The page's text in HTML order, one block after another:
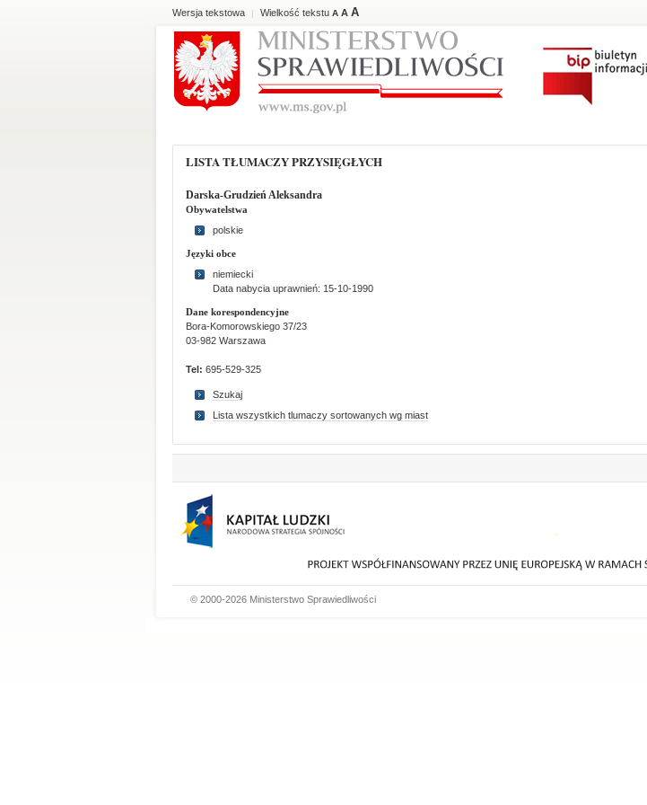
Wersja tekstowa | Wielkość tekstu A A A
LISTA TŁUMACZY PRZYSIĘGŁYCH
Darska-Grudzień Aleksandra
Obywatelstwa
polskie
Języki obce
niemiecki
Data nabycia uprawnień: 15-10-1990
Dane korespondencyjne
Bora-Komorowskiego 37/23
03-982 Warszawa
Tel: 695-529-325
Szukaj
Lista wszystkich tlumaczy sortowanych wg miast
© 2000-2026 Ministerstwo Sprawiedliwości